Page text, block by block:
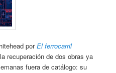
porEl ferrocarril
recuperación de dos obras ya
fuera de catálogo: su